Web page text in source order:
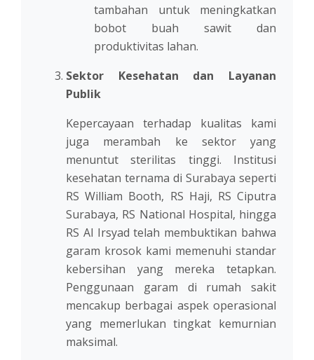
tambahan untuk meningkatkan
bobot buah sawit dan
produktivitas lahan.
Sektor Kesehatan dan Layanan
Publik
Kepercayaan terhadap kualitas kami
juga merambah ke sektor yang
menuntut sterilitas tinggi. Institusi
kesehatan ternama di Surabaya seperti
RS William Booth, RS Haji, RS Ciputra
Surabaya, RS National Hospital, hingga
RS Al Irsyad telah membuktikan bahwa
garam krosok kami memenuhi standar
kebersihan yang mereka tetapkan.
Penggunaan garam di rumah sakit
mencakup berbagai aspek operasional
yang memerlukan tingkat kemurnian
maksimal.